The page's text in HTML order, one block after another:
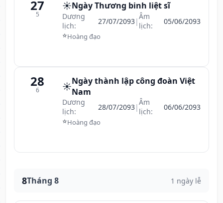
27
5
☀️Ngày Thương binh liệt sĩ
Dương
lịch:
27/07/2093|Âm
lịch:
05/06/2093
⭐Hoàng đạo
28
6 ☀️Ngày thành lập công đoàn Việt
Nam
Dương
lịch:
28/07/2093|Âm
lịch:
06/06/2093
⭐Hoàng đạo
8Tháng 8 1 ngày lễ